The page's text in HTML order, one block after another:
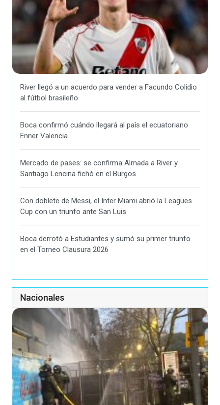
River llegó a un acuerdo para vender a Facundo Colidio
al fútbol brasileño
Boca confirmó cuándo llegará al país el ecuatoriano
Enner Valencia
Mercado de pases: se confirma Almada a River y
Santiago Lencina fichó en el Burgos
Con doblete de Messi, el Inter Miami abrió la Leagues
Cup con un triunfo ante San Luis
Boca derrotó a Estudiantes y sumó su primer triunfo
en el Torneo Clausura 2026
Nacionales